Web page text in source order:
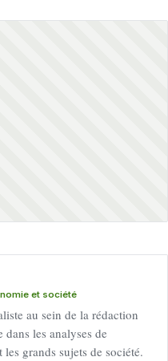
et société
au sein de la rédaction
les analyses de
grands sujets de société.